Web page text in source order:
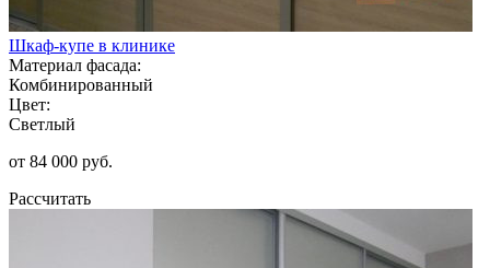
Шкаф-купе в клинике
Материал фасада:
Комбинированный
Цвет:
Светлый
от 84 000 руб.
Рассчитать